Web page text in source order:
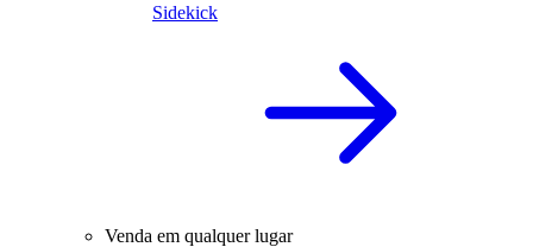
Sidekick
Venda em qualquer lugar